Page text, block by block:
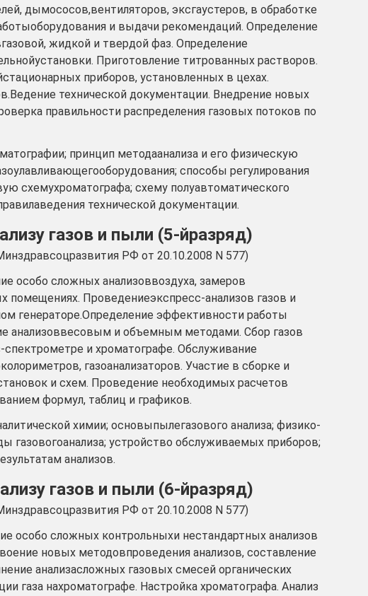
дымососов,вентиляторов, эксгаустеров, в обработке
и выдачи рекомендаций. Определение
жидкой и твердой фаз. Определение
Приготовление титрованных растворов.
приборов, установленных в цехах.
технической документации. Внедрение новых
правильности распределения газовых потоков по
принцип методаанализа и его физическую
способы регулирования
схемухроматографа; схему полуавтоматического
технической документации.
газов и пыли (5-йразряд)
РФ от 20.10.2008 N 577)
особо сложных анализоввоздуха, замеров
помещениях. Проведениеэкспресс-анализов газов и
генераторе.Определение эффективности работы
анализоввесовым и объемным методами. Сбор газов
и хроматографе. Обслуживание
газоанализаторов. Участие в сборке и
и схем. Проведение необходимых расчетов
формул, таблиц и графиков.
химии; основыпылегазового анализа; физико-
газовогоанализа; устройство обслуживаемых приборов;
анализов.
газов и пыли (6-йразряд)
РФ от 20.10.2008 N 577)
особо сложных контрольныхи нестандартных анализов
новых методовпроведения анализов, составление
анализасложных газовых смесей органических
газа нахроматографе. Настройка хроматографа. Анализ